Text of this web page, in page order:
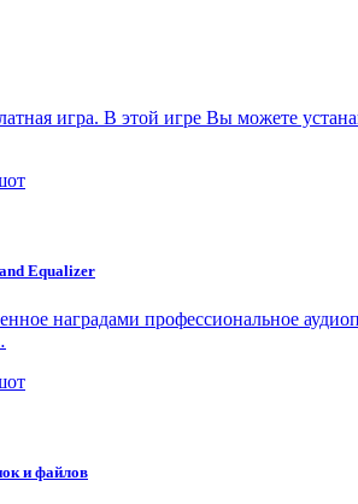
игра. В этой игре Вы можете
Equalizer
наградами профессиональное
и файлов